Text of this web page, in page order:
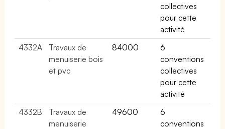
collectives
pour cette
activité
4332A
Travaux de
menuiserie bois
et pvc
84000
6
conventions
collectives
pour cette
activité
4332B
Travaux de
menuiserie
49600
6
conventions